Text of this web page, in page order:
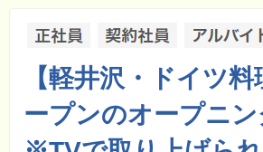
【軽井沢・ドイツ
ープンのオープニ